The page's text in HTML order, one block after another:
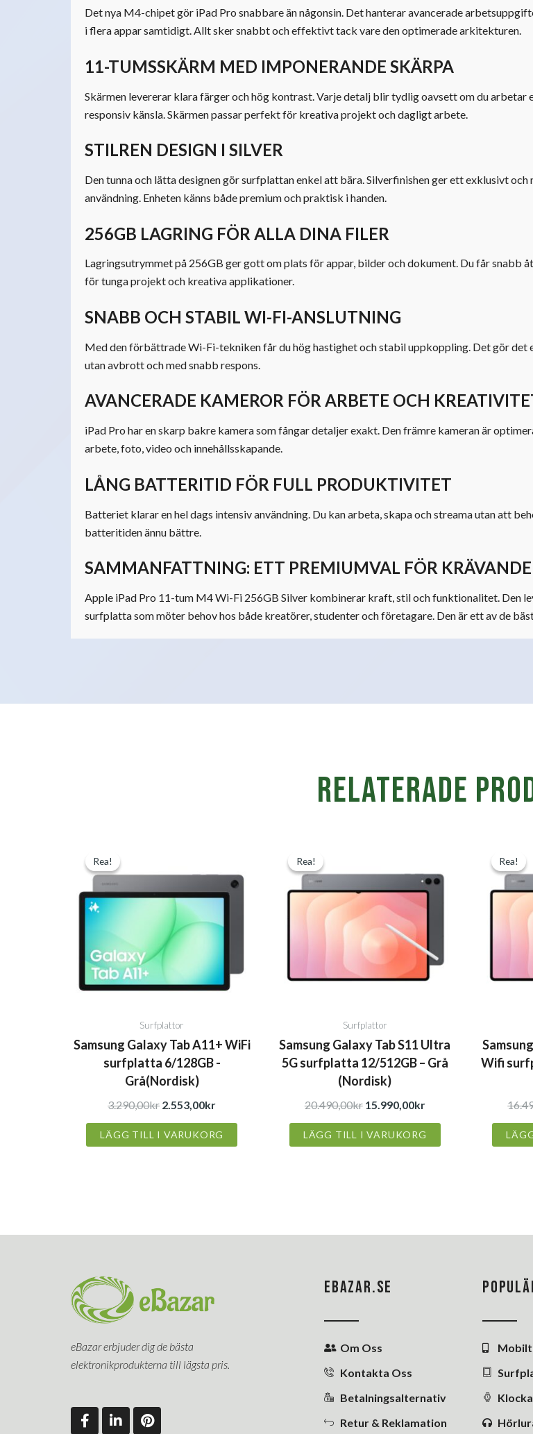
Det nya M4-chipet gör iPad Pro snabbare än någonsin. Det hanterar avancerade
i flera appar samtidigt. Allt sker snabbt och effektivt tack vare den optimerade arkitekturen.
11-TUMSSKÄRM MED IMPONERANDE SKÄRPA
Skärmen levererar klara färger och hög kontrast. Varje detalj blir tydlig oavsett om du
responsiv känsla. Skärmen passar perfekt för kreativa projekt och dagligt arbete.
STILREN DESIGN I SILVER
Den tunna och lätta designen gör surfplattan enkel att bära. Silverfinishen ger ett exklusivt
användning. Enheten känns både premium och praktisk i handen.
256GB LAGRING FÖR ALLA DINA FILER
Lagringsutrymmet på 256GB ger gott om plats för appar, bilder och dokument. Du får
för tunga projekt och kreativa applikationer.
SNABB OCH STABIL WI-FI-ANSLUTNING
Med den förbättrade Wi-Fi-tekniken får du hög hastighet och stabil uppkoppling. Det gör
utan avbrott och med snabb respons.
AVANCERADE KAMEROR FÖR ARBETE OCH
iPad Pro har en skarp bakre kamera som fångar detaljer exakt. Den främre kameran är
arbete, foto, video och innehållsskapande.
LÅNG BATTERITID FÖR FULL PRODUKTIVITET
Batteriet klarar en hel dags intensiv användning. Du kan arbeta, skapa och streama utan att
batteritiden ännu bättre.
SAMMANFATTNING: ETT PREMIUMVAL FÖR
Apple iPad Pro 11-tum M4 Wi-Fi 256GB Silver kombinerar kraft, stil och funktionalitet. Den
surfplatta som möter behov hos både kreatörer, studenter och företagare. Den är ett av de
Relaterade
Rea!
Rea!
Surfplattor
Samsung Galaxy Tab A11+ WiFi
surfplatta 6/128GB -
Grå(Nordisk)
3.290,00kr
var:
3.290,00kr.
2.553,00kr
priset
är:
LÄGG TILL I VARUKORG
Rea!
Rea!
Surfplattor
Samsung Galaxy Tab S11 Ultra
5G surfplatta 12/512GB – Grå
(Nordisk)
20.490,00kr
20.490,00kr.
15.990,00kr
priset
LÄGG TILL I VARUKORG
Rea!
Rea!
Wifi
eBazar erbjuder dig de bästa
elektronikprodukterna till lägsta pris.
F
a
L
i
P
i
EBAZAR.SE
Om Oss
Kontakta Oss
Betalningsalternativ
Retur & Reklamation
Klocka